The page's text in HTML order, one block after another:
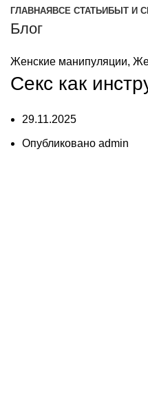
ГЛАВНАЯ ВСЕ СТАТЬИ БЫТ И
Блог
Женские манипуляции,
Секс как
29.11.2025
Опубликовано admin